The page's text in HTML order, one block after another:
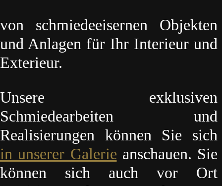
von schmiedeeisernen Objekten
und Anlagen für Ihr Interieur und
Exterieur.
Unsere exklusiven
Schmiedearbeiten und
Realisierungen können Sie sich
in unserer Galerie anschauen. Sie
können sich auch vor Ort